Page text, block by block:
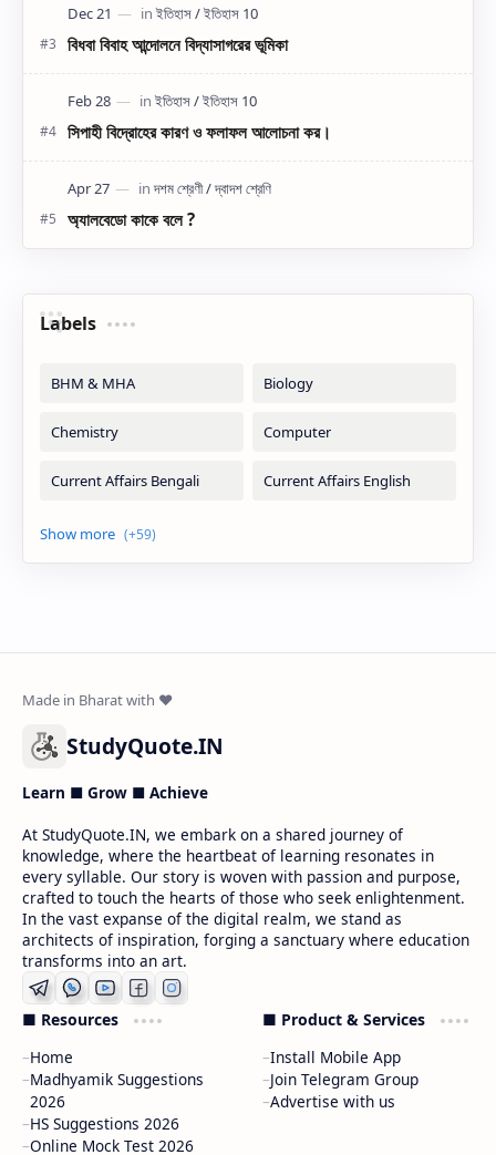
বিধবা বিবাহ আন্দোলনে বিদ্যাসাগরের ভূমিকা
সিপাহী বিদ্রোহের কারণ ও ফলাফল আলোচনা কর।
অ্যালবেডো কাকে বলে ?
Labels
StudyQuote.IN
Learn ■ Grow ■ Achieve
At StudyQuote.IN, we embark on a shared journey of
knowledge, where the heartbeat of learning resonates in
every syllable. Our story is woven with passion and purpose,
crafted to touch the hearts of those who seek enlightenment.
In the vast expanse of the digital realm, we stand as
architects of inspiration, forging a sanctuary where education
transforms into an art.
■ Resources
Home
Madhyamik Suggestions
2026
HS Suggestions 2026
Online Mock Test 2026
■ Product & Services
Install Mobile App
Join Telegram Group
Advertise with us